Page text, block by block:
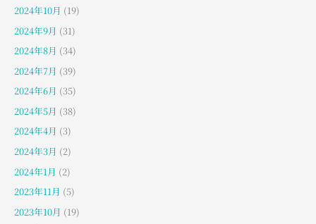
2024年10月 (19)
2024年9月 (31)
2024年8月 (34)
2024年7月 (39)
2024年6月 (35)
2024年5月 (38)
2024年4月 (3)
2024年3月 (2)
2024年1月 (2)
2023年11月 (5)
2023年10月 (19)